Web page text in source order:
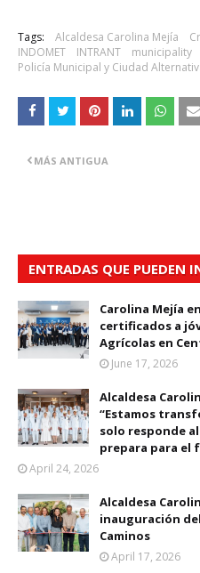
Tags: Alcaldesa Carolina Mejía
INDOMET
INTRANT
municipality
Policía Municipal y Ciudad
MÁS ANTIGUA
ENTRADAS QUE PUEDEN
Carolina Mejía
certificados a
Agrícolas en
June 17, 2026
Alcaldesa
“Estamos
solo responde
prepara para el
April 24, 2026
Alcaldesa
inauguración
Caminos
April 17, 2026